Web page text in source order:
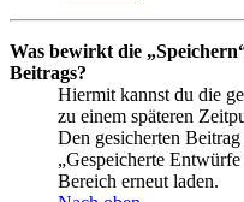
Was bewirkt die
Beitrags?
Hiermit kannst du die
zu einem späteren
Den gesicherten
„Gespeicherte
Bereich erneut laden.